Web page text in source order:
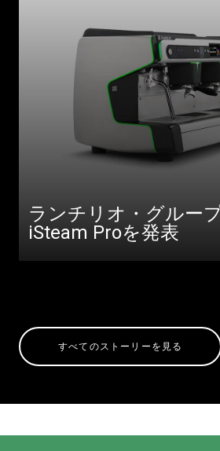
ランチリオ・グルー
iSteam Proを発表
すべてのストーリーを見る